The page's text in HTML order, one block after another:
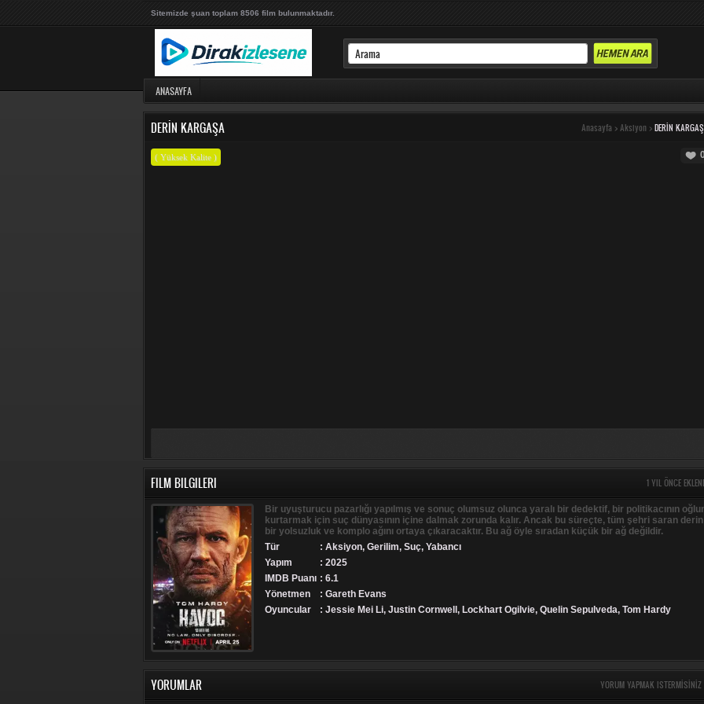
Sitemizde şuan toplam 8506 film bulunmaktadır.
ANASAYFA
DERIN KARGAŞA Anasayfa > Aksiyon > DERIN
( Yüksek Kalite )
FILM BILGILERI 1 YIL ÖNCE
Bir uyuşturucu pazarlığı yapılmış ve sonuç olumsuz olunca yaralı bir dedektif, bir politikacının
kurtarmak için suç dünyasının içine dalmak zorunda kalır. Ancak bu süreçte, tüm şehri saran derin
bir yolsuzluk ve komplo ağını ortaya çıkaracaktır. Bu ağ öyle sıradan küçük bir ağ değildir.
Tür
: Aksiyon, Gerilim, Suç, Yabancı
Yapım
: 2025
IMDB Puanı : 6.1
Yönetmen
: Gareth Evans
Oyuncular
: Jessie Mei Li, Justin Cornwell, Lockhart Ogilvie, Quelin Sepulveda, Tom Hardy
YORUMLAR YORUM YAPMAK